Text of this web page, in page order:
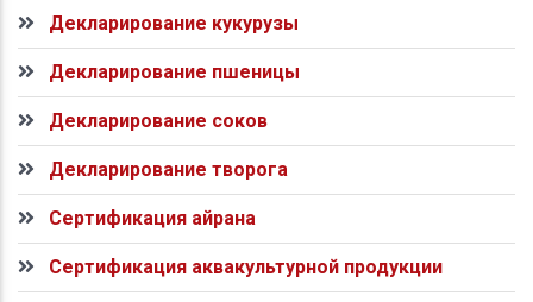
Декларирование кукурузы
Декларирование пшеницы
Декларирование соков
Декларирование творога
Сертификация айрана
Сертификация аквакультурной продукции